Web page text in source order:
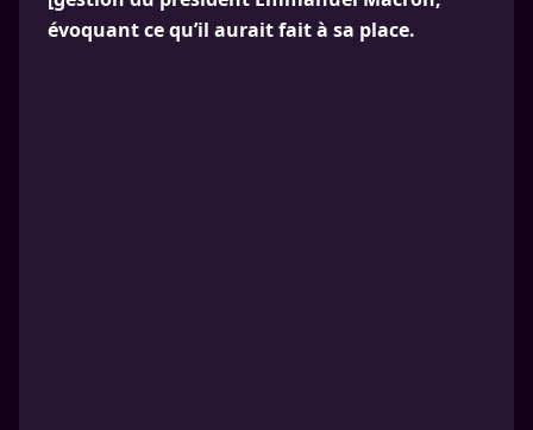
évoquant ce qu’il aurait fait à sa place.